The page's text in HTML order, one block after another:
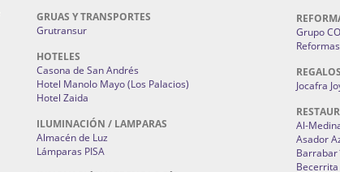
GRUAS Y TRANSPORTES
Grutransur
HOTELES
Casona de San Andrés
Hotel Manolo Mayo (Los Palacios)
Hotel Zaida
ILUMINACIÓN / LAMPARAS
Almacén de Luz
Lámparas PISA
Grupo
Jocafra
Al-
Asador
Becerrita